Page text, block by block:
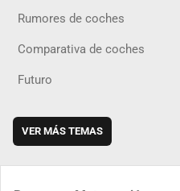
Rumores de coches
Comparativa de coches
Futuro
VER MÁS TEMAS